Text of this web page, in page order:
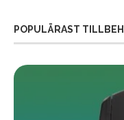
POPULÄRAST